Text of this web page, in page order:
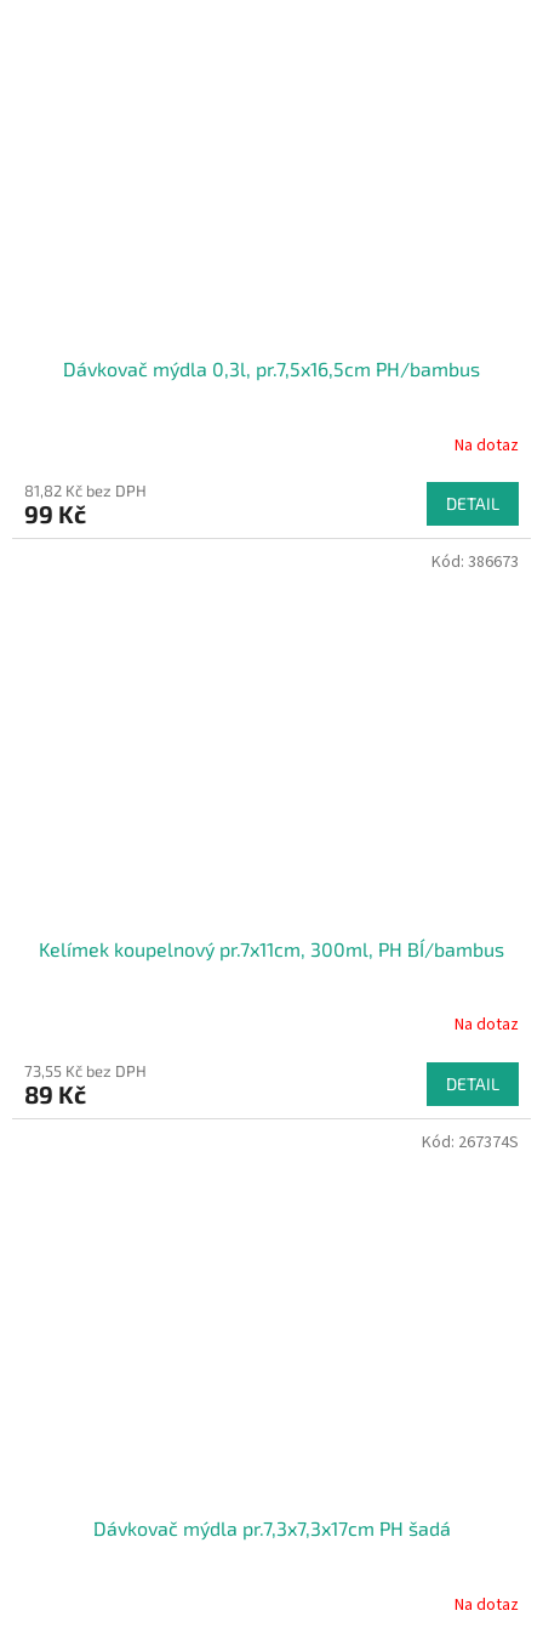
Dávkovač mýdla 0,3l, pr.7,5x16,5cm PH/bambus
Na dotaz
81,82 Kč bez DPH
99 Kč DETAIL
Kelímek koupelnový pr.7x11cm, 300ml, PH BÍ/bambus
Na dotaz
73,55 Kč bez DPH
89 Kč DETAIL
Kód: 386673
Dávkovač mýdla pr.7,3x7,3x17cm PH šadá
Na dotaz
Kód: 267374S